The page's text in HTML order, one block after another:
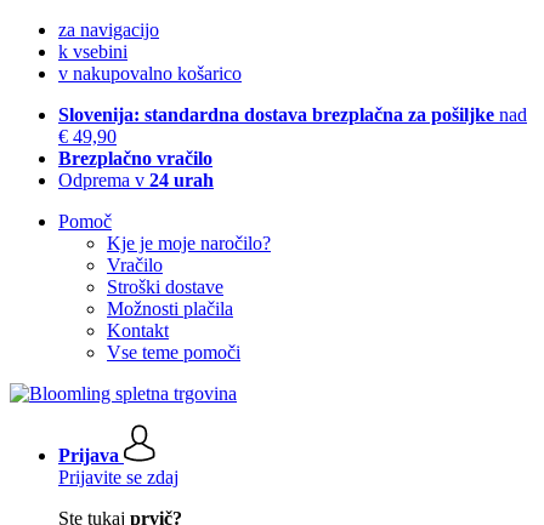
za navigacijo
k vsebini
v nakupovalno košarico
Slovenija: standardna dostava brezplačna za pošiljke nad
€ 49,90
Brezplačno vračilo
Odprema v 24 urah
Pomoč
Kje je moje naročilo?
Vračilo
Stroški dostave
Možnosti plačila
Kontakt
Vse teme pomoči
Prijava
Prijavite se zdaj
Ste tukaj prvič?